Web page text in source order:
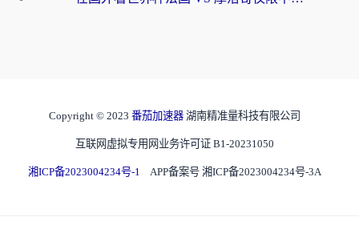
Copyright © 2023 番茄加速器 湖南精准量科技有限公司
互联网虚拟专用网业务许可证 B1-20231050
湘ICP备2023004234号-1 APP备案号 湘ICP备2023004234号-3A